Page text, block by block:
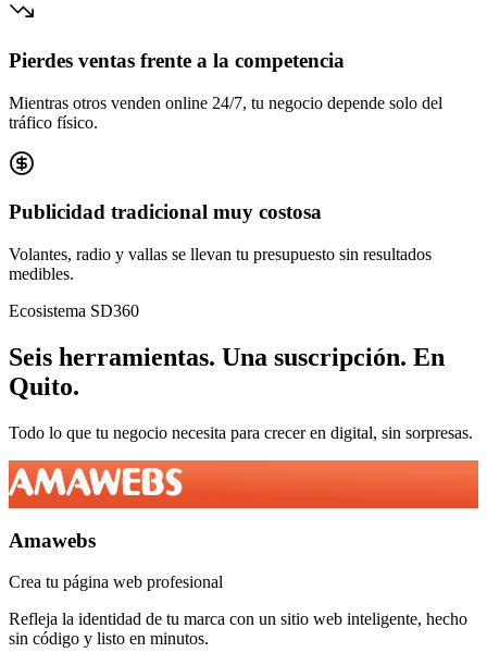
Pierdes ventas frente a la competencia
Mientras otros venden online 24/7, tu negocio depende solo del
tráfico físico.
Publicidad tradicional muy costosa
Volantes, radio y vallas se llevan tu presupuesto sin resultados
medibles.
Ecosistema SD360
Seis herramientas. Una suscripción. En
Quito.
Todo lo que tu negocio necesita para crecer en digital, sin sorpresas.
Amawebs
Crea tu página web profesional
Refleja la identidad de tu marca con un sitio web inteligente, hecho
sin código y listo en minutos.